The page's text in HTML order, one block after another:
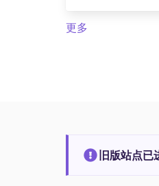
更多
旧版站点已